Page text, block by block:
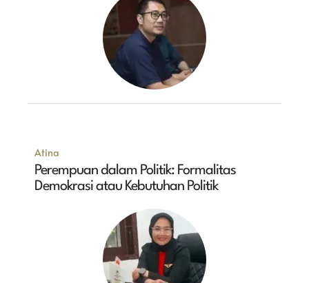
Atina
Perempuan dalam Politik: Formalitas
Demokrasi atau Kebutuhan Politik